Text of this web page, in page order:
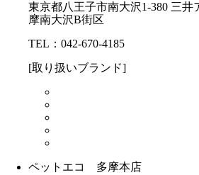
東京都八王子市南大沢1-380 三井
摩南大沢B街区
TEL：042-670-4185
[取り扱いブランド]
ペットエコ 多摩本店